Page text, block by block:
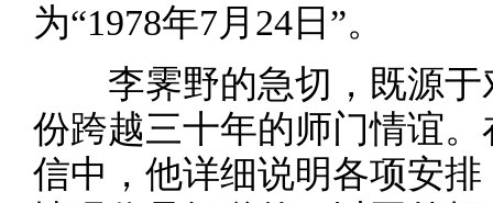
为“1978年7月24日”。
李霁野的急切，既源
份跨越三十年的师门情谊
信中，他详细说明各项安